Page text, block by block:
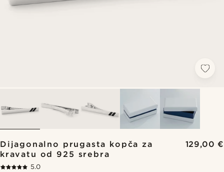
Dijagonalno prugasta kopča za
kravatu od 925 srebra
129,00 €
5.0